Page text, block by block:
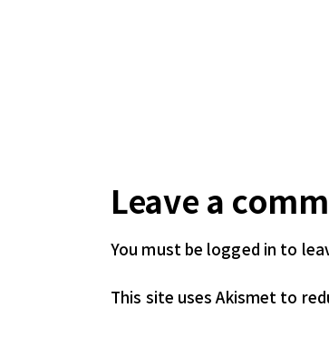
Leave a
You must be logged in to
This site uses Akismet to